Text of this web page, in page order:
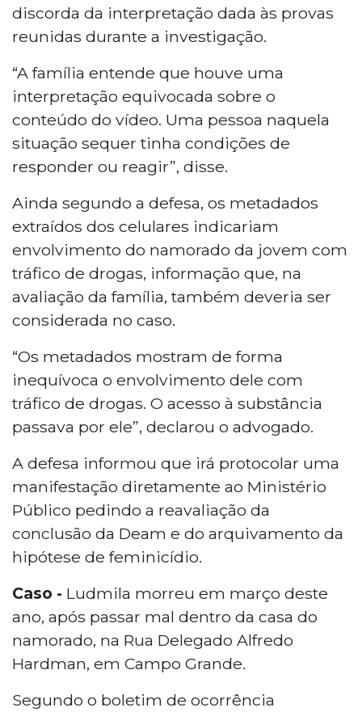
discorda da interpretação dada às provas
reunidas durante a investigação.
“A família entende que houve uma
interpretação equivocada sobre o
conteúdo do vídeo. Uma pessoa naquela
situação sequer tinha condições de
responder ou reagir”, disse.
Ainda segundo a defesa, os metadados
extraídos dos celulares indicariam
envolvimento do namorado da jovem com
tráfico de drogas, informação que, na
avaliação da família, também deveria ser
considerada no caso.
“Os metadados mostram de forma
inequívoca o envolvimento dele com
tráfico de drogas. O acesso à substância
passava por ele”, declarou o advogado.
A defesa informou que irá protocolar uma
manifestação diretamente ao Ministério
Público pedindo a reavaliação da
conclusão da Deam e do arquivamento da
hipótese de feminicídio.
Caso - Ludmila morreu em março deste
ano, após passar mal dentro da casa do
namorado, na Rua Delegado Alfredo
Hardman, em Campo Grande.
Segundo o boletim de ocorrência